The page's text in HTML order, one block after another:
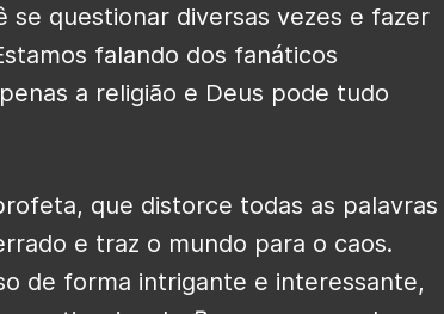
questionar diversas vezes e fazer
falando dos fanáticos
a religião e Deus pode tudo
que distorce todas as palavras
e traz o mundo para o caos.
de forma intrigante e interessante,